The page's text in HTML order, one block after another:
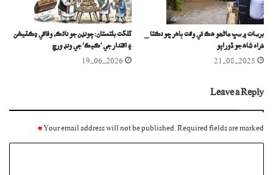
برسات ۾ سڀ ماڻھو ھڪ ئي وقت ٻاھر ڇو نڪتا _
مُراد شاھ جو ڏوراپو
21-08-2025
گلگت بلتستان: چونڊن جو ناٽڪ، وفاقي ڊڪٽيشن
۽ اقتدار جي ‘ڪيڪ’ جي ونڊ ورڇ
19-06-2026
Leave a Reply
Your email address will not be published.Required fields are marked
*